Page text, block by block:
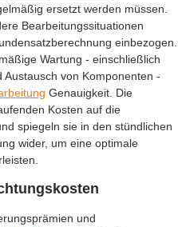
ersetzt werden müssen.
Bearbeitungssituationen
einbezogen.
Wartung - einschließlich
von Komponenten -
Genauigkeit. Die
Kosten auf die
spiegeln sie in den stündlichen
wider, um eine optimale
und